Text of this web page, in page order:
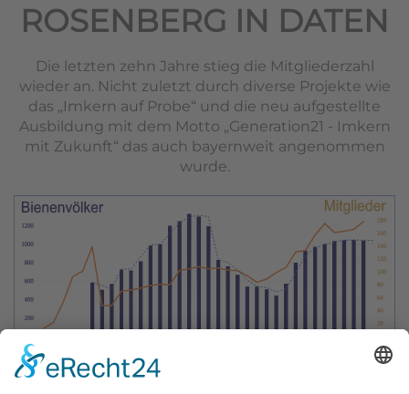
ROSENBERG IN DATEN
Die letzten zehn Jahre stieg die Mitgliederzahl
wieder an. Nicht zuletzt durch diverse Projekte wie
das „Imkern auf Probe“ und die neu aufgestellte
Ausbildung mit dem Motto „Generation21 - Imkern
mit Zukunft“ das auch bayernweit angenommen
wurde.